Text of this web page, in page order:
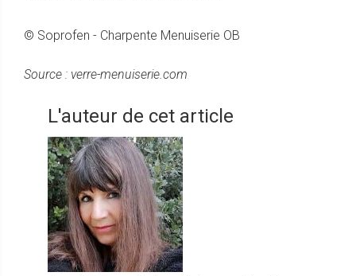
© Soprofen - Charpente Menuiserie OB
Source : verre-menuiserie.com
L'auteur de cet article